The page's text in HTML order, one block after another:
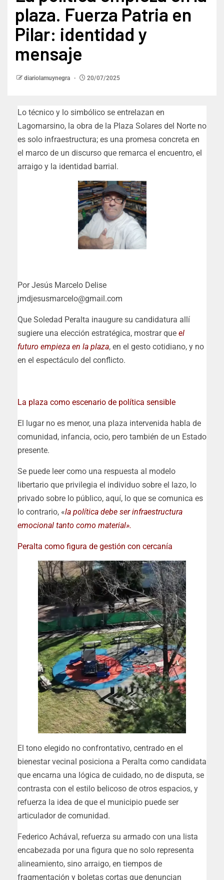
plaza. Fuerza Patria en
Pilar: identidad y
mensaje
diariolamuynegra 20/07/2025
Lo técnico y lo simbólico se entrelazan en
Lagomarsino, la obra de la Plaza Solares del Norte no
es solo infraestructura; es una promesa concreta en
el marco de un discurso que remarca el encuentro, el
arraigo y la identidad barrial.
Por Jesús Marcelo Delise
jmdjesusmarcelo@gmail.com
Que Soledad Peralta inaugure su candidatura allí
sugiere una elección estratégica, mostrar que el
futuro empieza en la plaza, en el gesto cotidiano, y no
en el espectáculo del conflicto.
La plaza como escenario de política sensible
El lugar no es menor, una plaza intervenida habla de
comunidad, infancia, ocio, pero también de un Estado
presente.
Se puede leer como una respuesta al modelo
libertario que privilegia el individuo sobre el lazo, lo
privado sobre lo público, aquí, lo que se comunica es
lo contrario, «la política debe ser infraestructura
emocional tanto como material».
Peralta como figura de gestión con cercanía
El tono elegido no confrontativo, centrado en el
bienestar vecinal posiciona a Peralta como candidata
que encarna una lógica de cuidado, no de disputa, se
contrasta con el estilo belicoso de otros espacios, y
refuerza la idea de que el municipio puede ser
articulador de comunidad.
Federico Achával, refuerza su armado con una lista
encabezada por una figura que no solo representa
alineamiento, sino arraigo, en tiempos de
fragmentación y boletas cortas que denuncian